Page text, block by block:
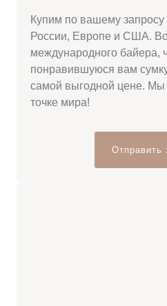
Купим по вашему
России, Европе и США.
международного байера,
понравившуюся вам
самой выгодной цене.
точке мира!
Отправить